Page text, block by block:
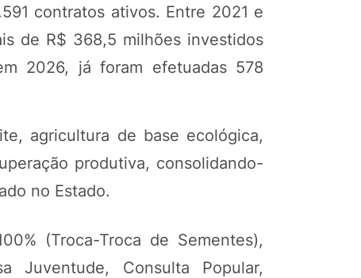
contratos ativos. Entre 2021 e
de R$ 368,5 milhões investidos
2026, já foram efetuadas 578
agricultura de base ecológica,
produtiva, consolidando-
no Estado.
(Troca-Troca de Sementes),
Juventude, Consulta Popular,